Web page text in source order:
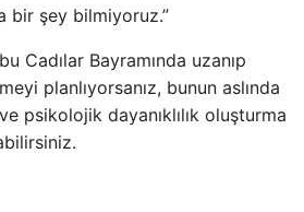
bir şey bilmiyoruz.”
Cadılar Bayramında uzanıp
planlıyorsanız, bunun aslında
psikolojik dayanıklılık oluşturma